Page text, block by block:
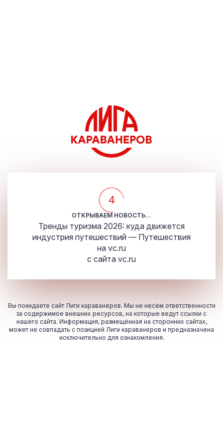
4
ОТКРЫВАЕМ НОВОСТЬ...
Тренды туризма 2026: куда движется
индустрия путешествий — Путешествия
на vc.ru
с сайта vc.ru
Вы покидаете сайт Лиги караванеров. Мы не несём ответственности
за содержимое внешних ресурсов, на которые ведут ссылки с
нашего сайта. Информация, размещённая на сторонних сайтах,
может не совпадать с позицией Лиги караванеров и предназначена
исключительно для ознакомления.